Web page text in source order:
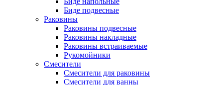
Биде подвесные
Раковины
Раковины подвесные
Раковины накладные
Раковины встраиваемые
Рукомойники
Смесители
Смесители для раковины
Смесители для ванны